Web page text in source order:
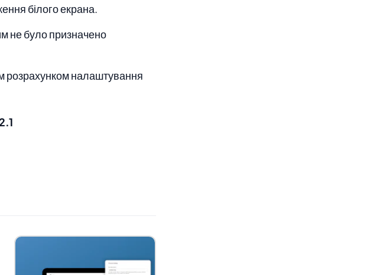
білого екрана.
не було призначено
розрахунком налаштування